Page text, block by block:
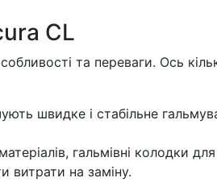
CL
та переваги. Ось
швидке і стабільне
гальмівні колодки для
на заміну.